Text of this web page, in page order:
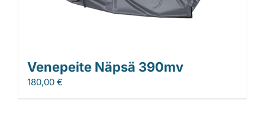
Venepeite Näpsä 390mv
180,00 €